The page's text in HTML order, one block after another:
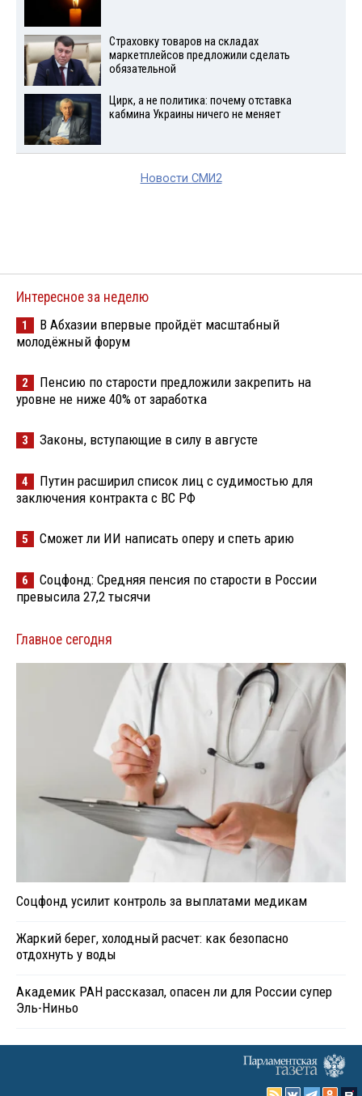
Страховку товаров на складах
маркетплейсов предложили сделать
обязательной
Цирк, а не политика: почему отставка
кабмина Украины ничего не меняет
Новости СМИ2
Интересное за неделю
1
В Абхазии впервые пройдёт масштабный
молодёжный форум
2
Пенсию по старости предложили закрепить на
уровне не ниже 40% от заработка
3 Законы, вступающие в силу в августе
4
Путин расширил список лиц с судимостью для
заключения контракта с ВС РФ
5 Сможет ли ИИ написать оперу и спеть арию
6
Соцфонд: Средняя пенсия по старости в России
превысила 27,2 тысячи
Главное сегодня
Соцфонд усилит контроль за выплатами медикам
Жаркий берег, холодный расчет: как безопасно
отдохнуть у воды
Академик РАН рассказал, опасен ли для России супер
Эль-Ниньо